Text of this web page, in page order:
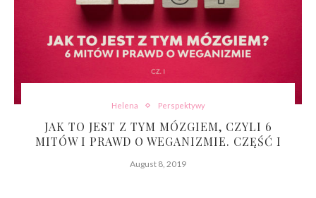
Helena Perspektywy
JAK TO JEST Z TYM MÓZGIEM, CZYLI 6
MITÓW I PRAWD O WEGANIZMIE. CZĘŚĆ I
August 8, 2019